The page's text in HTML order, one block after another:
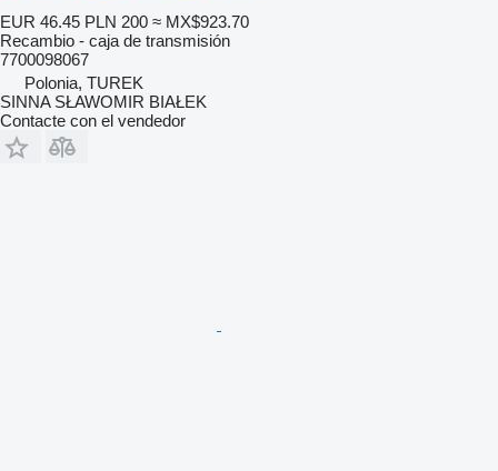
EUR 46.45 PLN 200 ≈ MX$923.70
Recambio - caja de transmisión
7700098067
Polonia, TUREK
SINNA SŁAWOMIR BIAŁEK
Contacte con el vendedor